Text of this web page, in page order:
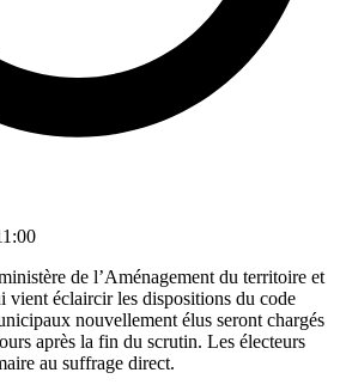
de l’Aménagement du territoire et
vient éclaircir les dispositions du code
nouvellement élus seront chargés
après la fin du scrutin. Les électeurs
au suffrage direct.